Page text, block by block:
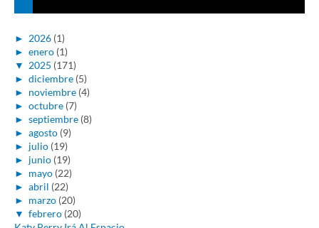
► 2026 (1)
► enero (1)
▼ 2025 (171)
► diciembre (5)
► noviembre (4)
► octubre (7)
► septiembre (8)
► agosto (9)
► julio (19)
► junio (19)
► mayo (22)
► abril (22)
► marzo (20)
▼ febrero (20)